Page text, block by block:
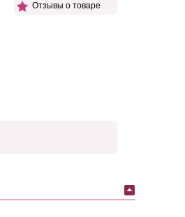
Отзывы о товаре